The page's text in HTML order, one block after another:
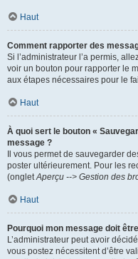
Haut
Comment rapporter des
Si l’administrateur l’a permis,
voir un bouton pour rapporter le
aux étapes nécessaires pour le
Haut
À quoi sert le bouton «
message ?
Il vous permet de sauvegarder
poster ultérieurement. Pour les
(ongletAperçu --> Gestion des
Haut
Pourquoi mon message doit
L’administrateur peut avoir
vous postez nécessitent d’être